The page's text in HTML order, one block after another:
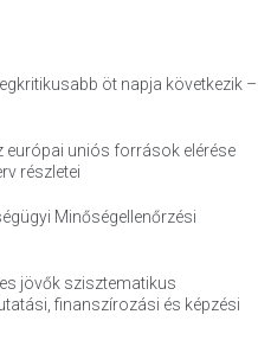
öt napja következik –
európai uniós források elérése
részletei
Minőségellenőrzési
jövők szisztematikus
finanszírozási és képzési